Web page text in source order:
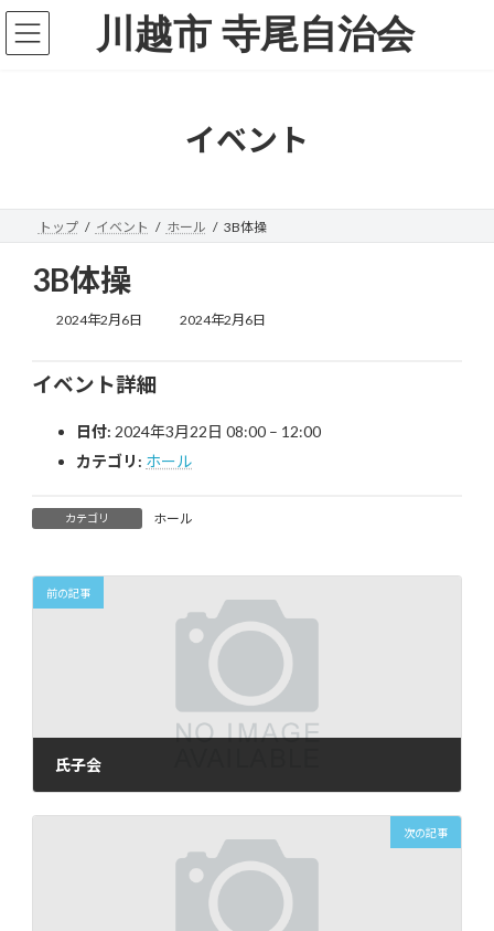
コ
テ
プ
ナ
ゲ
動
川越市 寺尾自治会
イベント
トップ イベント ホール 3B体操
3B体操
2024年2月6日
最
:
2024年2月6日
イベント詳細
日付: 2024年3月22日 08:00 – 12:00
カテゴリ: ホール
カテゴリ ホール
前の記事
氏子会
次の記事